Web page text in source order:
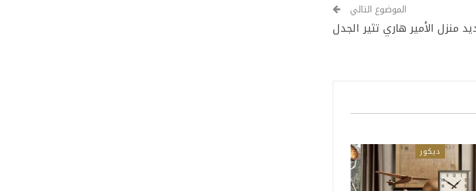
الموضوع التالي
منزل الأمير هاري تثير الجدل
ديكور